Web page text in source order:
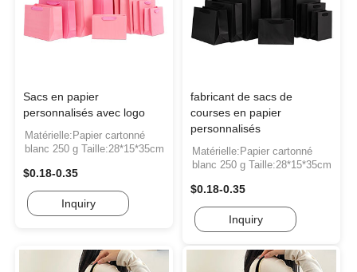
Sacs en papier
personnalisés avec logo
Matérielle:Papier cartonné
blanc 250 g Taille:28*15*35cm
$0.18-0.35
Inquiry
fabricant de sacs de
courses en papier
personnalisés
Matérielle:Papier cartonné
blanc 250 g Taille:28*15*35cm
$0.18-0.35
Inquiry